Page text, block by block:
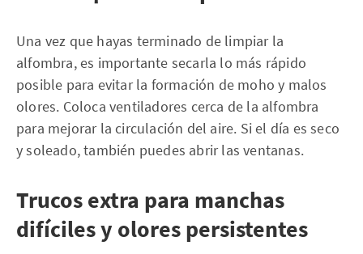
Una vez que hayas terminado de limpiar la
alfombra, es importante secarla lo más rápido
posible para evitar la formación de moho y malos
olores. Coloca ventiladores cerca de la alfombra
para mejorar la circulación del aire. Si el día es seco
y soleado, también puedes abrir las ventanas.
Trucos extra para manchas
difíciles y olores persistentes